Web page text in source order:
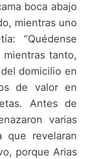
boca abajo
mientras uno
“Quédense
mientras tanto,
domicilio en
de valor en
Antes de
varias
que revelaran
porque Arias